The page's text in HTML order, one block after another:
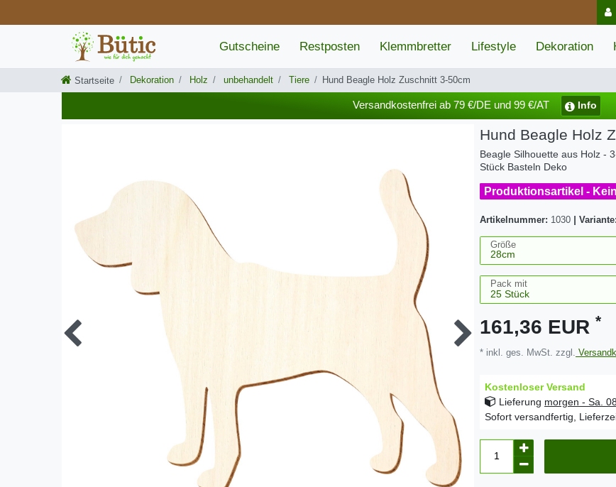
Gutscheine Restposten Klemmbretter Lifestyle Dekoration
Startseite Dekoration Holz unbehandelt Tiere Hund Beagle Holz Zuschnitt 3-50cm
Versandkostenfrei ab 79 €/DE und 99 €/AT Info
Hund Beagle Holz
Beagle Silhouette aus Holz -
Stück Basteln Deko
Produktionsartikel -
Artikelnummer: 1030 Variante:
Größe
Pack mit
161,36 EUR *
* inkl. ges. MwSt. zzgl.
Kostenloser Versand
Lieferung morgen - Sa.
Sofort versandfertig,